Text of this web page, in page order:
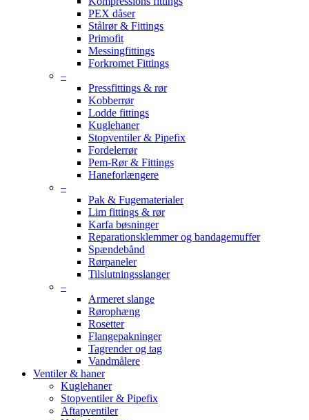
PEX dåser
Stålrør & Fittings
Primofit
Messingfittings
Forkromet Fittings
–
Pressfittings & rør
Kobberrør
Lodde fittings
Kuglehaner
Stopventiler & Pipefix
Fordelerrør
Pem-Rør & Fittings
Haneforlængere
–
Pak & Fugematerialer
Lim fittings & rør
Karfa bøsninger
Reparationsklemmer og bandagemuffer
Spændebånd
Rørpaneler
Tilslutningsslanger
–
Armeret slange
Rørophæng
Rosetter
Flangepakninger
Tagrender og tag
Vandmålere
Ventiler & haner
Kuglehaner
Stopventiler & Pipefix
Aftapventiler